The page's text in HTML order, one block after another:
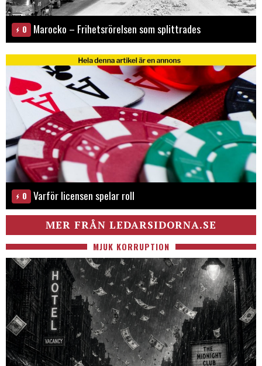
0 Marocko – Frihetsrörelsen som splittrades
0 Varför licensen spelar roll
MER FRÅN LEDARSIDORNA.SE
MJUK KORRUPTION